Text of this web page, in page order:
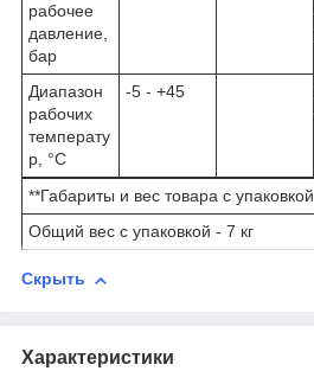
рабочее
давление,
бар
Диапазон
рабочих
температу
р, °С
-5 - +45
**Габариты и вес товара с упаковкой
Общий вес с упаковкой - 7 кг
Скрыть
Характеристики